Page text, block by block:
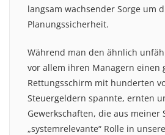
langsam wachsender Sorge um
Planungssicherheit.
Während man den ähnlich
vor allem ihren Managern einen
Rettungsschirm mit hunderten
Steuergeldern spannte, ernten
Gewerkschaften, die aus meiner
„systemrelevante“ Rolle in